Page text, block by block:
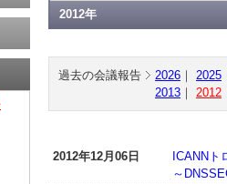
2012年
過去の会議報告 2026 ｜ 2025
2013 ｜ 2012
2012年12月06日
ICANNト
～